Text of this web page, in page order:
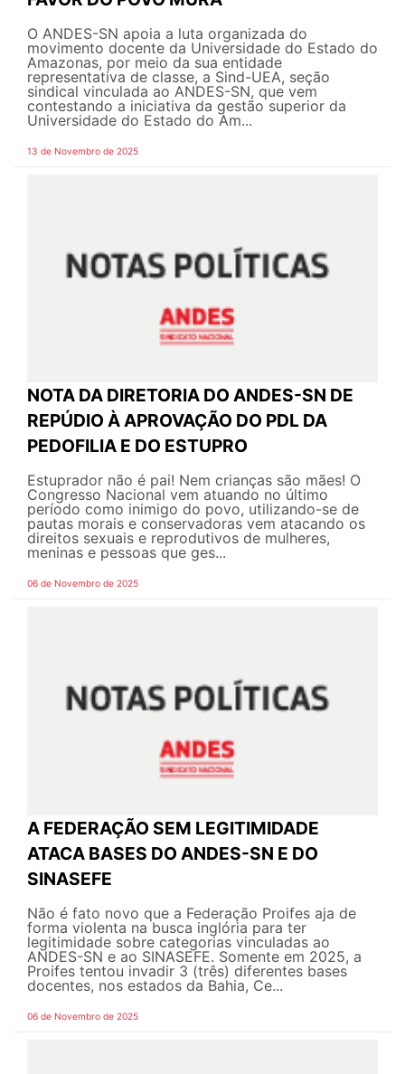
O ANDES-SN apoia a luta organizada do
movimento docente da Universidade do Estado do
Amazonas, por meio da sua entidade
representativa de classe, a Sind-UEA, seção
sindical vinculada ao ANDES-SN, que vem
contestando a iniciativa da gestão superior da
Universidade do Estado do Am...
13 de Novembro de 2025
NOTA DA DIRETORIA DO ANDES-SN DE
REPÚDIO À APROVAÇÃO DO PDL DA
PEDOFILIA E DO ESTUPRO
Estuprador não é pai! Nem crianças são mães! O
Congresso Nacional vem atuando no último
período como inimigo do povo, utilizando-se de
pautas morais e conservadoras vem atacando os
direitos sexuais e reprodutivos de mulheres,
meninas e pessoas que ges...
06 de Novembro de 2025
A FEDERAÇÃO SEM LEGITIMIDADE
ATACA BASES DO ANDES-SN E DO
SINASEFE
Não é fato novo que a Federação Proifes aja de
forma violenta na busca inglória para ter
legitimidade sobre categorias vinculadas ao
ANDES-SN e ao SINASEFE. Somente em 2025, a
Proifes tentou invadir 3 (três) diferentes bases
docentes, nos estados da Bahia, Ce...
06 de Novembro de 2025